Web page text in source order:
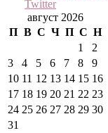
август 2026
П В С Ч П С Н
1
2
3
4 5 6 7 8
9
10 11 12 13 14 15 16
17 18 19 20 21 22 23
24 25 26 27 28 29 30
31